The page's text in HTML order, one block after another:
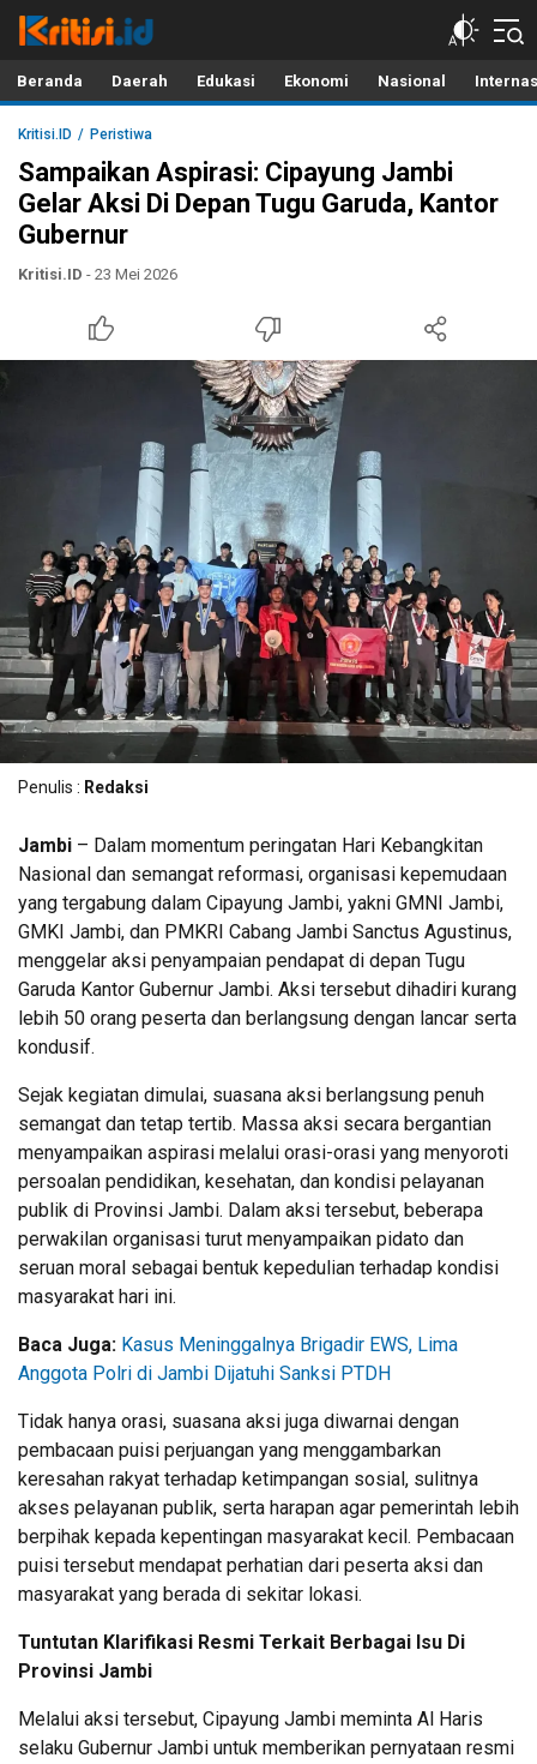
Kritisi.ID
Kritik untuk Negeri!
Beranda Daerah Edukasi Ekonomi Nasional
Kritisi.ID Peristiwa
Sampaikan Aspirasi: Cipayung Jambi
Gelar Aksi Di Depan Tugu Garuda, Kantor
Gubernur
Kritisi.ID - 23 Mei 2026
Penulis : Redaksi
Jambi – Dalam momentum peringatan Hari Kebangkitan
Nasional dan semangat reformasi, organisasi kepemudaan
yang tergabung dalam Cipayung Jambi, yakni GMNI Jambi,
GMKI Jambi, dan PMKRI Cabang Jambi Sanctus Agustinus,
menggelar aksi penyampaian pendapat di depan Tugu
Garuda Kantor Gubernur Jambi. Aksi tersebut dihadiri kurang
lebih 50 orang peserta dan berlangsung dengan lancar serta
kondusif.
Sejak kegiatan dimulai, suasana aksi berlangsung penuh
semangat dan tetap tertib. Massa aksi secara bergantian
menyampaikan aspirasi melalui orasi-orasi yang menyoroti
persoalan pendidikan, kesehatan, dan kondisi pelayanan
publik di Provinsi Jambi. Dalam aksi tersebut, beberapa
perwakilan organisasi turut menyampaikan pidato dan
seruan moral sebagai bentuk kepedulian terhadap kondisi
masyarakat hari ini.
Baca Juga: Kasus Meninggalnya Brigadir EWS, Lima
Anggota Polri di Jambi Dijatuhi Sanksi PTDH
Tidak hanya orasi, suasana aksi juga diwarnai dengan
pembacaan puisi perjuangan yang menggambarkan
keresahan rakyat terhadap ketimpangan sosial, sulitnya
akses pelayanan publik, serta harapan agar pemerintah lebih
berpihak kepada kepentingan masyarakat kecil. Pembacaan
puisi tersebut mendapat perhatian dari peserta aksi dan
masyarakat yang berada di sekitar lokasi.
Tuntutan Klarifikasi Resmi Terkait Berbagai Isu Di
Provinsi Jambi
Melalui aksi tersebut, Cipayung Jambi meminta Al Haris
selaku Gubernur Jambi untuk memberikan pernyataan resmi